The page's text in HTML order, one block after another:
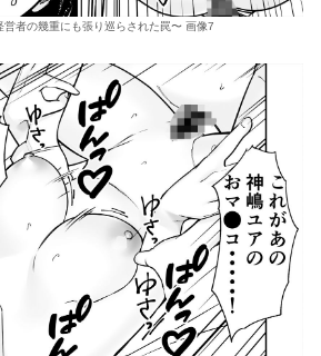
営者の幾重にも張り巡らされた罠〜 画像7